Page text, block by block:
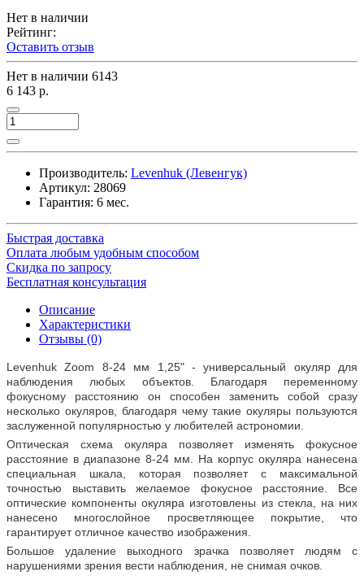
Нет в наличии
Рейтинг:
Оставить отзыв
Нет в наличии 6143
6 143 р.
Производитель: Levenhuk (Левенгук)
Артикул: 28069
Гарантия: 6 мес.
Быстрая доставка
Оплата любым удобным способом
Скидка по запросу
Бесплатная консультация
Описание
Характеристики
Отзывы (0)
Levenhuk Zoom 8-24 мм 1,25" - универсальный окуляр для
наблюдения любых объектов. Благодаря переменному
фокусному расстоянию он способен заменить собой сразу
несколько окуляров, благодаря чему такие окуляры пользуются
заслуженной популярностью у любителей астрономии.
Оптическая схема окуляра позволяет изменять фокусное
расстояние в диапазоне 8-24 мм. На корпус окуляра нанесена
специальная шкала, которая позволяет с максимальной
точностью выставить желаемое фокусное расстояние. Все
оптические компоненты окуляра изготовлены из стекла, на них
нанесено многослойное просветляющее покрытие, что
гарантирует отличное качество изображения.
Большое удаление выходного зрачка позволяет людям с
нарушениями зрения вести наблюдения, не снимая очков.